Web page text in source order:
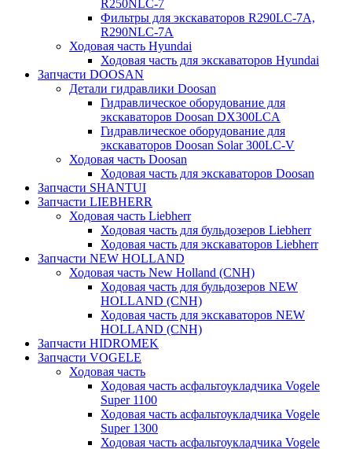
R250NLC-7
Фильтры для экскаваторов R290LC-7A,
R290NLC-7A
Ходовая часть Hyundai
Ходовая часть для экскаваторов Hyundai
Запчасти DOOSAN
Детали гидравлики Doosan
Гидравлическое оборудование для
экскаваторов Doosan DX300LCA
Гидравлическое оборудование для
экскаваторов Doosan Solar 300LC-V
Ходовая часть Doosan
Ходовая часть для экскаваторов Doosan
Запчасти SHANTUI
Запчасти LIEBHERR
Ходовая часть Liebherr
Ходовая часть для бульдозеров Liebherr
Ходовая часть для экскаваторов Liebherr
Запчасти NEW HOLLAND
Ходовая часть New Holland (CNH)
Ходовая часть для бульдозеров NEW
HOLLAND (CNH)
Ходовая часть для экскаваторов NEW
HOLLAND (CNH)
Запчасти HIDROMEK
Запчасти VOGELE
Ходовая часть
Ходовая часть асфальтоукладчика Vogele
Super 1100
Ходовая часть асфальтоукладчика Vogele
Super 1300
Ходовая часть асфальтоукладчика Vogele